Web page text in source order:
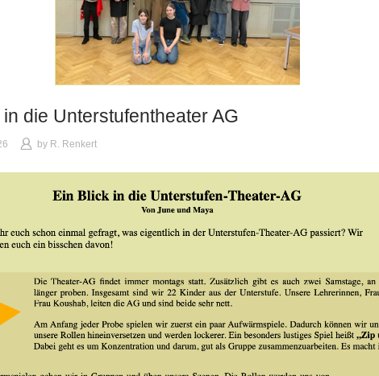
die Unterstufentheater AG
by R. Renkert